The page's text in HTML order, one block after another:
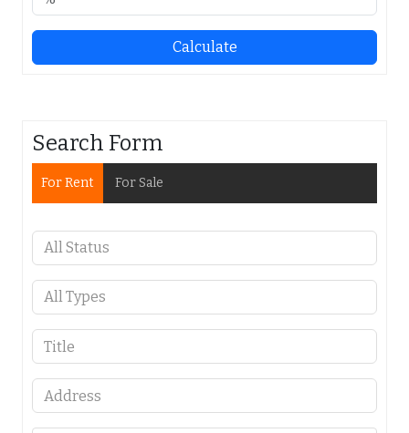
Calculate
Search Form
For Rent For Sale